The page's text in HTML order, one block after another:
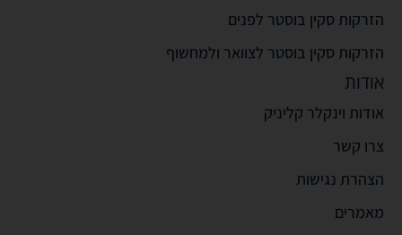
הזרקות סקין בוסטר לפנים
הזרקות סקין בוסטר לצוואר ולמחשוף
אודות
אודות וינקלר קליניק
צרו קשר
הצהרת נגישות
מאמרים